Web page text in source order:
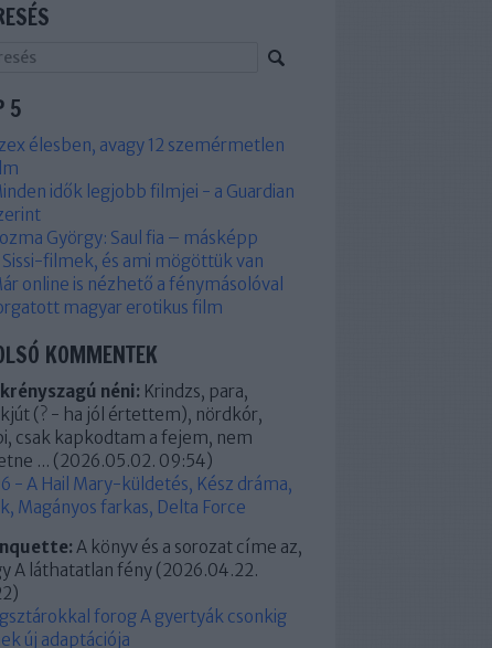
5
élesben, avagy 12 szemérmetlen
idők legjobb filmjei - a Guardian
György: Saul fia – másképp
Sissi-filmek, és ami mögöttük van
online is nézhető a fénymásolóval
magyar erotikus film
KOMMENTEK
néni: Krindzs, para,
(? - ha jól értettem), nördkór,
csak kapkodtam a fejem, nem
... (2026.05.02. 09:54)
- A Hail Mary-küldetés, Kész dráma,
Magányos farkas, Delta Force
A könyv és a sorozat címe az,
A láthatatlan fény (2026.04.22.
)
forog A gyertyák csonkig
új adaptációja